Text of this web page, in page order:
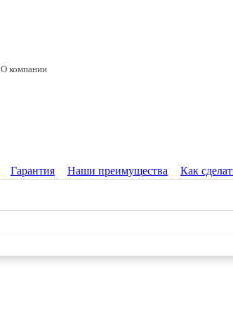
О компании
Гарантия Наши преимущества Как